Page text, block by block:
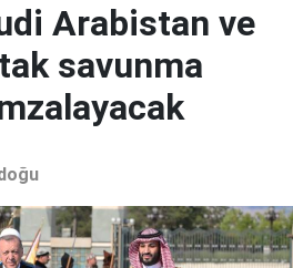
Arabistan ve
savunma